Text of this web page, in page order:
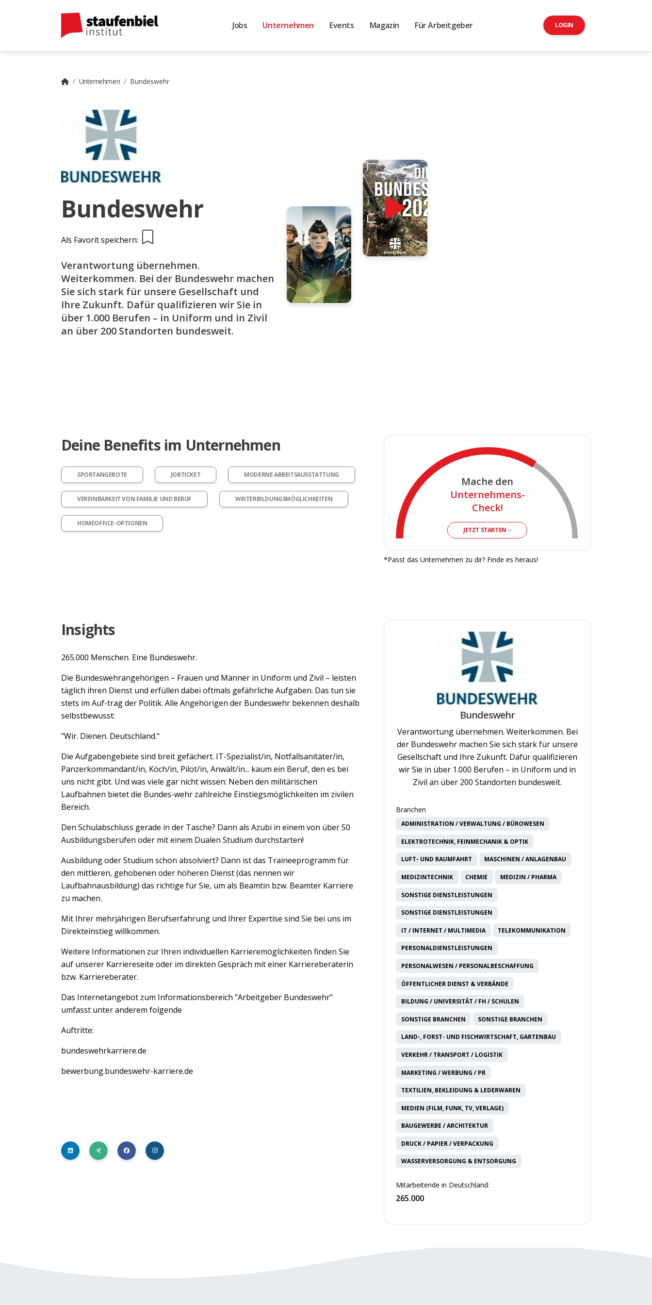
Jobs Unternehmen Events Magazin Für Arbeitgeber LOGIN
Unternehmen Bundeswehr
Bundeswehr
Als Favorit speichern:
Verantwortung übernehmen.
Weiterkommen. Bei der Bundeswehr machen
Sie sich stark für unsere Gesellschaft und
Ihre Zukunft. Dafür qualifizieren wir Sie in
über 1.000 Berufen – in Uniform und in Zivil
an über 200 Standorten bundesweit.
Deine Benefits im Unternehmen
SPORTANGEBOTE JOBTICKET MODERNE ARBEITSAUSSTATTUNG
VEREINBARKEIT VON FAMILIE UND BERUF WEITERBILDUNGSMÖGLICHKEITEN
HOMEOFFICE-OPTIONEN
Mache den
Unternehmens-
Check!
JETZT STARTEN
*Passt das Unternehmen zu dir? Finde es heraus!
Insights
265.000 Menschen. Eine Bundeswehr.
Die Bundeswehrangehörigen – Frauen und Männer in Uniform und Zivil – leisten
täglich ihren Dienst und erfüllen dabei oftmals gefährliche Aufgaben. Das tun sie
stets im Auf-trag der Politik. Alle Angehörigen der Bundeswehr bekennen deshalb
selbstbewusst:
"Wir. Dienen. Deutschland."
Die Aufgabengebiete sind breit gefächert. IT-Spezialist/in, Notfallsanitäter/in,
Panzerkommandant/in, Köch/in, Pilot/in, Anwält/in... kaum ein Beruf, den es bei
uns nicht gibt. Und was viele gar nicht wissen: Neben den militärischen
Laufbahnen bietet die Bundes-wehr zahlreiche Einstiegsmöglichkeiten im zivilen
Bereich.
Den Schulabschluss gerade in der Tasche? Dann als Azubi in einem von über 50
Ausbildungsberufen oder mit einem Dualen Studium durchstarten!
Ausbildung oder Studium schon absolviert? Dann ist das Traineeprogramm für
den mittleren, gehobenen oder höheren Dienst (das nennen wir
Laufbahnausbildung) das richtige für Sie, um als Beamtin bzw. Beamter Karriere
zu machen.
Mit Ihrer mehrjährigen Berufserfahrung und Ihrer Expertise sind Sie bei uns im
Direkteinstieg willkommen.
Weitere Informationen zur Ihren individuellen Karrieremöglichkeiten finden Sie
auf unserer Karriereseite oder im direkten Gespräch mit einer Karriereberaterin
bzw. Karriereberater.
Das Internetangebot zum Informationsbereich "Arbeitgeber Bundeswehr"
umfasst unter anderem folgende
Auftritte:
bundeswehrkarriere.de
bewerbung.bundeswehr-karriere.de
Bundeswehr
Verantwortung übernehmen. Weiterkommen. Bei
der Bundeswehr machen Sie sich stark für unsere
Gesellschaft und Ihre Zukunft. Dafür qualifizieren
wir Sie in über 1.000 Berufen – in Uniform und in
Zivil an über 200 Standorten bundesweit.
Branchen
ADMINISTRATION / VERWALTUNG / BÜROWESEN
ELEKTROTECHNIK, FEINMECHANIK & OPTIK
LUFT- UND RAUMFAHRT MASCHINEN / ANLAGENBAU
MEDIZINTECHNIK CHEMIE MEDIZIN / PHARMA
SONSTIGE DIENSTLEISTUNGEN
SONSTIGE DIENSTLEISTUNGEN
IT / INTERNET / MULTIMEDIA TELEKOMMUNIKATION
PERSONALDIENSTLEISTUNGEN
PERSONALWESEN / PERSONALBESCHAFFUNG
ÖFFENTLICHER DIENST & VERBÄNDE
BILDUNG / UNIVERSITÄT / FH / SCHULEN
SONSTIGE BRANCHEN SONSTIGE BRANCHEN
LAND-, FORST- UND FISCHWIRTSCHAFT, GARTENBAU
VERKEHR / TRANSPORT / LOGISTIK
MARKETING / WERBUNG / PR
TEXTILIEN, BEKLEIDUNG & LEDERWAREN
MEDIEN (FILM, FUNK, TV, VERLAGE)
BAUGEWERBE / ARCHITEKTUR
DRUCK / PAPIER / VERPACKUNG
WASSERVERSORGUNG & ENTSORGUNG
Mitarbeitende in Deutschland:
265.000